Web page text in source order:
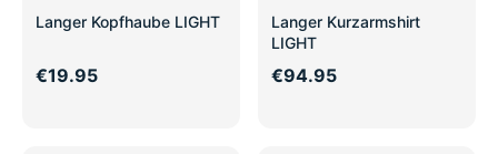
Langer Kopfhaube LIGHT
€19.95
Langer Kurzarmshirt
LIGHT
€94.95